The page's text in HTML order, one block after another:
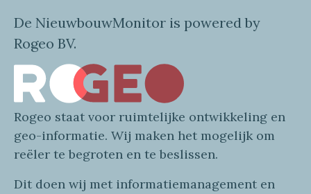
De NieuwbouwMonitor is powered by
Rogeo BV.
Rogeo staat voor ruimtelijke ontwikkeling en
geo-informatie. Wij maken het mogelijk om
reëler te begroten en te beslissen.
Dit doen wij met informatiemanagement en